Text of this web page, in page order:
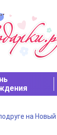
на Новый